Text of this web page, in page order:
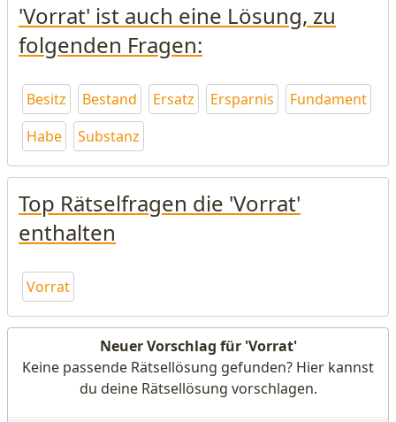
'Vorrat' ist auch eine Lösung, zu
folgenden Fragen:
Besitz Bestand Ersatz Ersparnis
Fundament
Habe
Substanz
Top Rätselfragen die 'Vorrat'
enthalten
Vorrat
Neuer Vorschlag für 'Vorrat'
Keine passende Rätsellösung gefunden? Hier kannst
du deine Rätsellösung vorschlagen.